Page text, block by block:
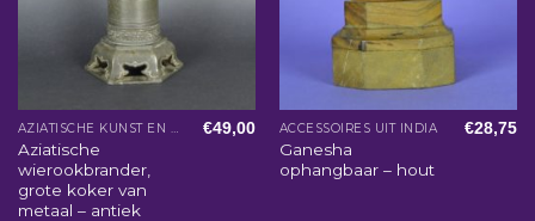
AZIATISCHE KUNST EN WOONACCESSOIRES
Aziatische
wierookbrander,
grote koker van
metaal – antiek
€49,00 ACCESSOIRES UIT INDIA
Ganesha
ophangbaar – hout
€28,75